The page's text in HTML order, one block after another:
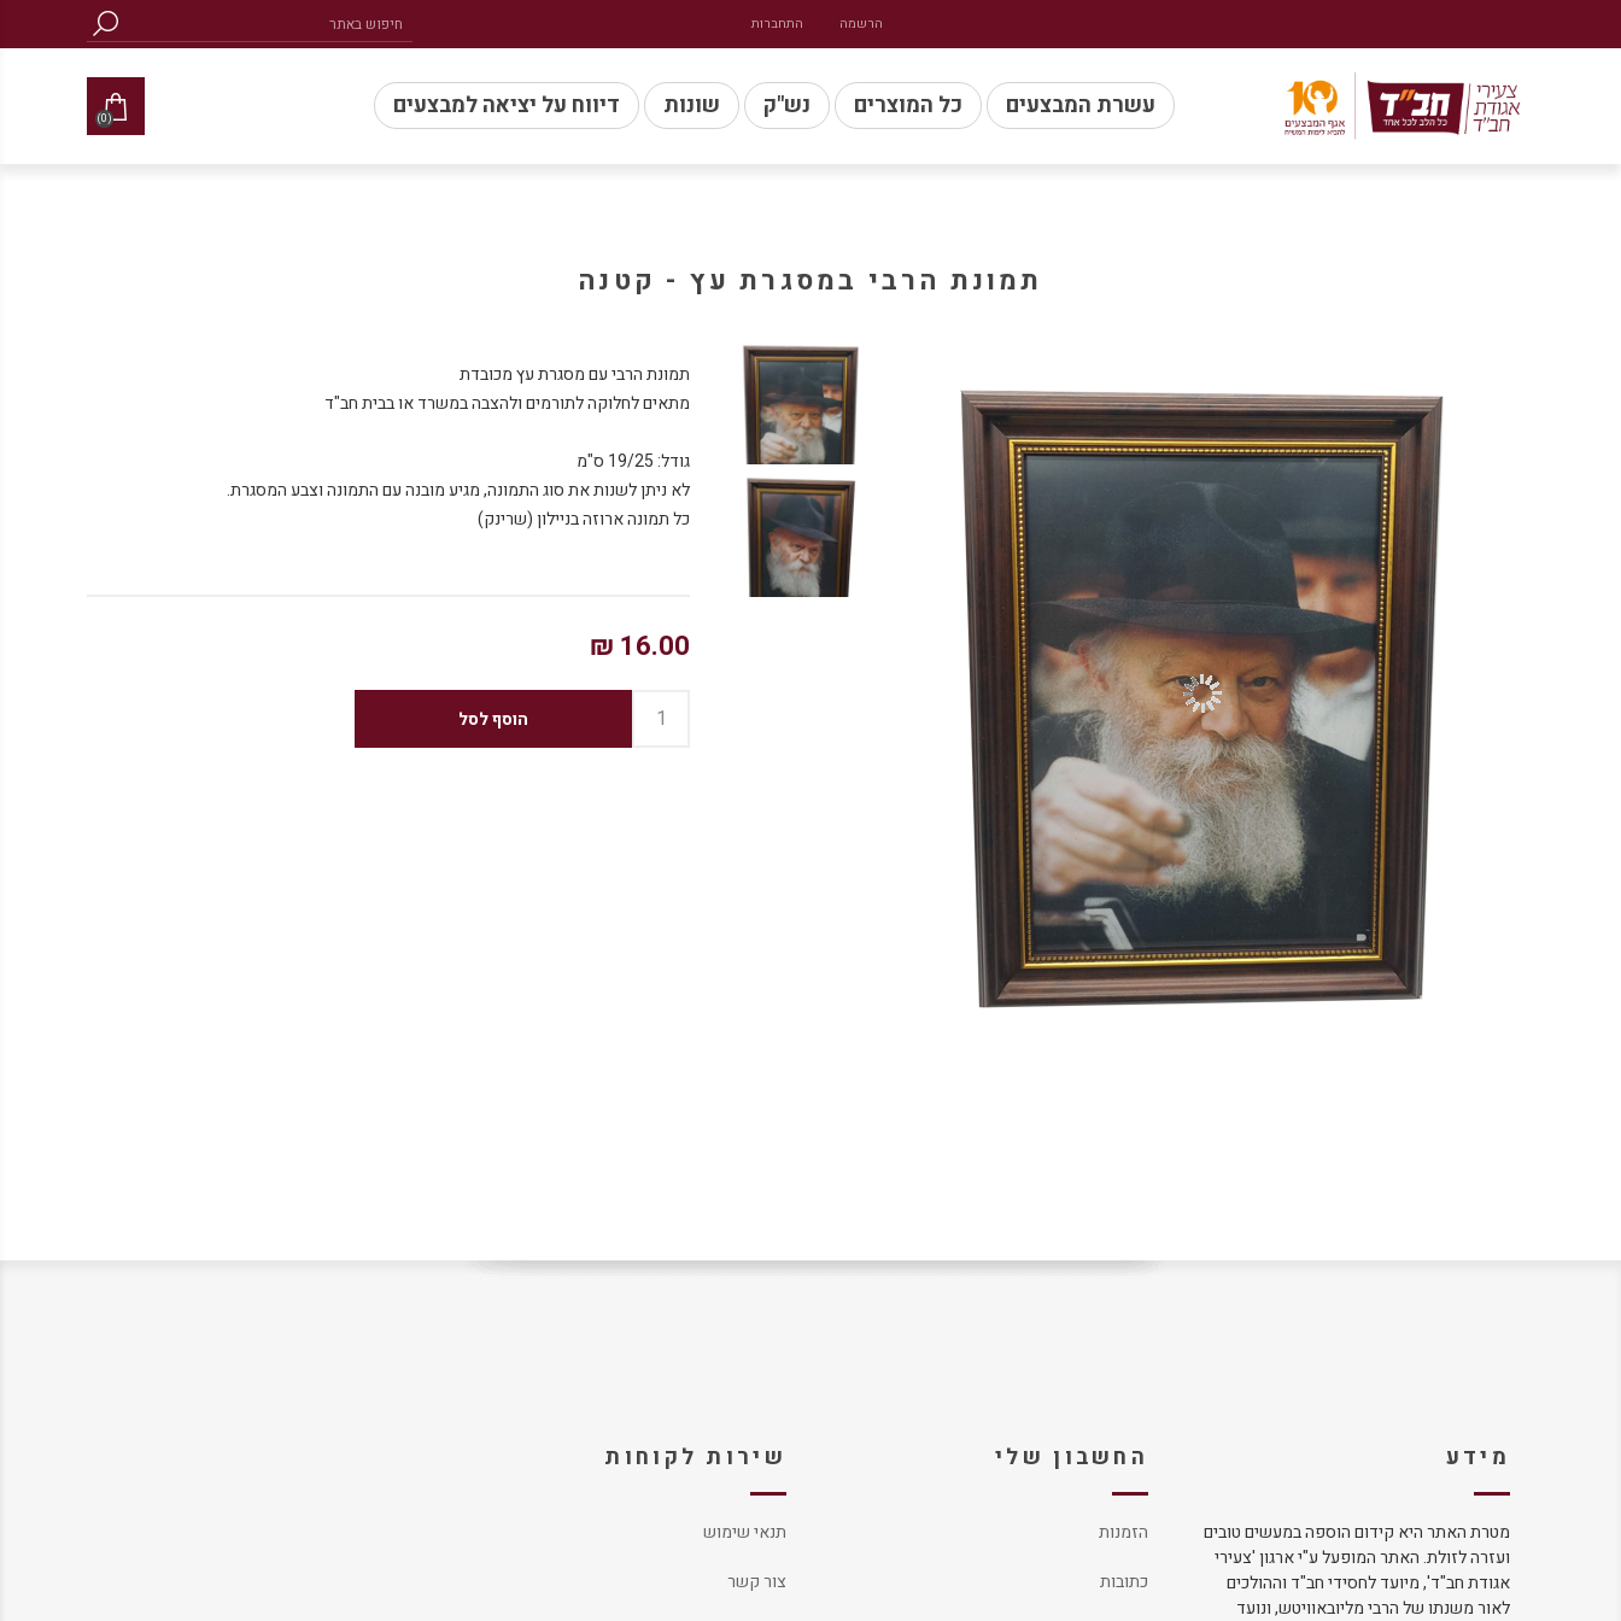
הרשמה התחברות
עשרת המבצעים כל המוצרים נש"ק שונות דיווח על יציאה למבצעים (0)
תמונת הרבי במסגרת עץ - קטנה
כל תמונה ארוזה בניילון (שרינק)
16.00 ₪
מידע
מטרת האתר היא קידום הוספה במעשים טובים
ועזרה לזולת. האתר המופעל ע"י ארגון 'צעירי
אגודת חב"ד', מיועד לחסידי חב"ד וההולכים
לאור משנתו של הרבי מליובאוויטש, ונועד
החשבון שלי
הזמנות
כתובות
שירות לקוחות
תנאי שימוש
צור קשר